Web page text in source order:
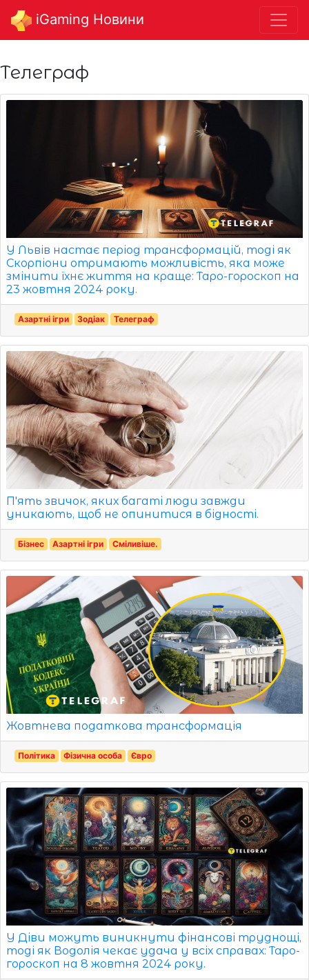
iGaming Новини
Телеграф
У Львів настає період трансформацій, тоді як
Скорпіони отримають можливість, яка може
змінити їхнє життя на краще: Таро-гороскоп на
23 жовтня 2024 року.
Азартні ігри Зодіак Телеграф
П'ять звичок, яких багаті люди завжди
уникають, щоб не опинитися в бідності.
Бізнес Азартні ігри Сміливіше.
Жовтнева податкова трансформація
Політика Фізична особа Євро
У Діви можуть виникнути фінансові труднощі,
тоді як Водолія чекає удача у всіх справах: Таро-
гороскоп на 8 жовтня 2024 року.